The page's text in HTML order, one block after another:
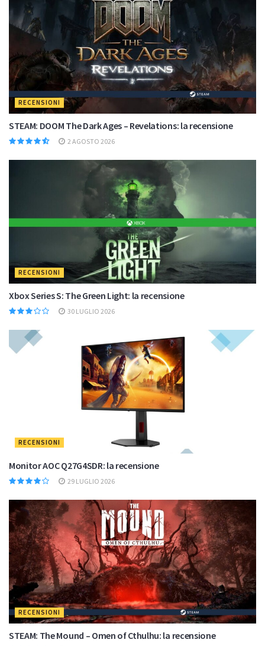
RECENSIONI
STEAM: DOOM The Dark Ages – Revelations: la recensione
2 AGOSTO 2026
RECENSIONI
Xbox Series S: The Green Light: la recensione
30 LUGLIO 2026
RECENSIONI
Monitor AOC Q27G4SDR: la recensione
29 LUGLIO 2026
RECENSIONI
STEAM: The Mound – Omen of Cthulhu: la recensione